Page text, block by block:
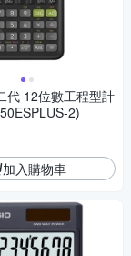
代 12位數工程型計
2)
加入購物車